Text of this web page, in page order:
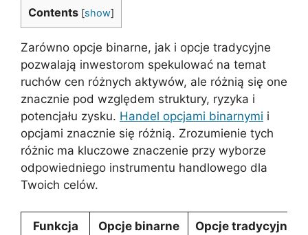
Contents [show]
Zarówno opcje binarne, jak i opcje tradycyjne
pozwalają inwestorom spekulować na temat
ruchów cen różnych aktywów, ale różnią się one
znacznie pod względem struktury, ryzyka i
potencjału zysku. Handel opcjami binarnymi i
opcjami znacznie się różnią. Zrozumienie tych
różnic ma kluczowe znaczenie przy wyborze
odpowiedniego instrumentu handlowego dla
Twoich celów.
Funkcja Opcje binarne Opcje tradycyjne